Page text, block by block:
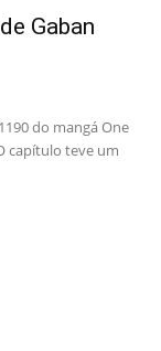
Gaban
do mangá One
capítulo teve um